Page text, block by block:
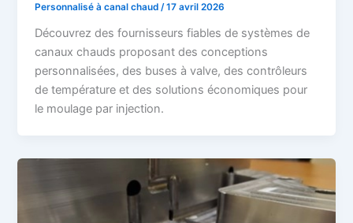
Personnalisé à canal chaud/17 avril 2026
Découvrez des fournisseurs fiables de systèmes de
canaux chauds proposant des conceptions
personnalisées, des buses à valve, des contrôleurs
de température et des solutions économiques pour
le moulage par injection.